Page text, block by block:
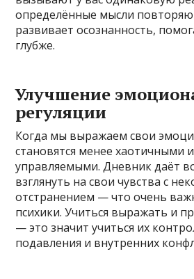
определённые мысли
развивает осознанность,
глубже.
Улучшение
регуляции
Когда мы выражаем свои
становятся менее хаотичными
управляемыми. Дневник даёт
взглянуть на свои чувства с
отстранением — что очень
психики. Учиться выражать и
— это значит учиться их
подавления и внутренних